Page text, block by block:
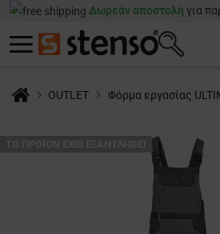
Δωρεάν αποστολή για
OUTLET Φόρμα εργασίας